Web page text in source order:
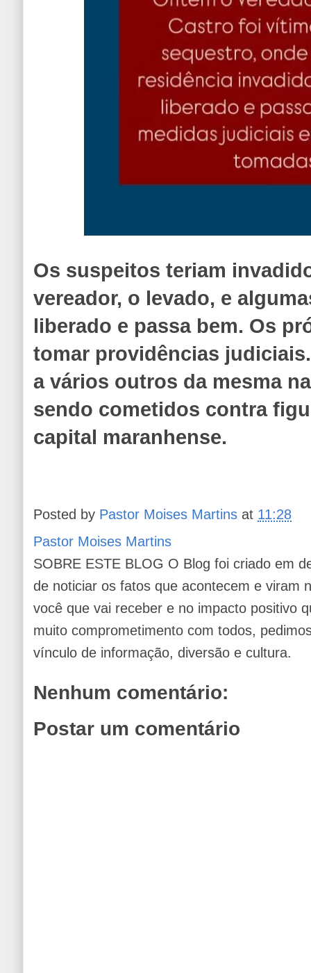
Os suspeitos teriam
vereador, o levado, e
liberado e passa bem. Os
tomar providências
a vários outros da mesma
sendo cometidos contra
capital maranhense.
Posted by Pastor Moises Martins at 11:28
Pastor Moises Martins
SOBRE ESTE BLOG O Blog foi criado em
de noticiar os fatos que acontecem e viram
você que vai receber e no impacto positivo
muito comprometimento com todos,
vínculo de informação, diversão e cultura.
Nenhum comentário:
Postar um comentário